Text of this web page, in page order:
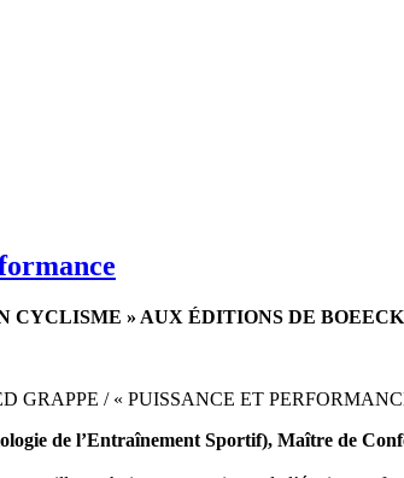
CYCLISME » AUX ÉDITIONS DE
GRAPPE / « PUISSANCE ET
de l’Entraînement Sportif), Maître de